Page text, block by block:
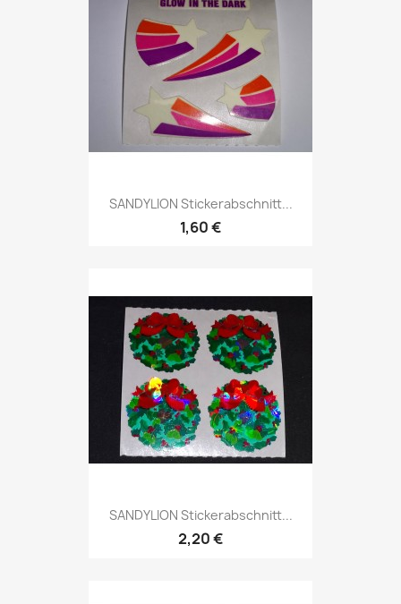
SANDYLION Stickerabschnitt...
1,60 €
SANDYLION Stickerabschnitt...
2,20 €